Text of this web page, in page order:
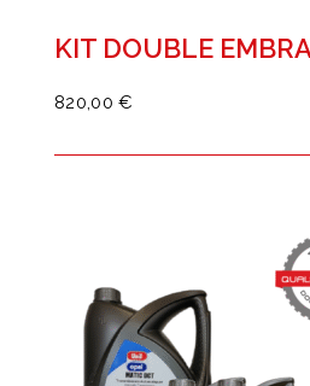
KIT DOUBLE
820,00 €